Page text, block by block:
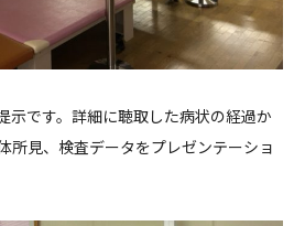
示です。詳細に聴取した病状の経過か
所見、検査データをプレゼンテーショ